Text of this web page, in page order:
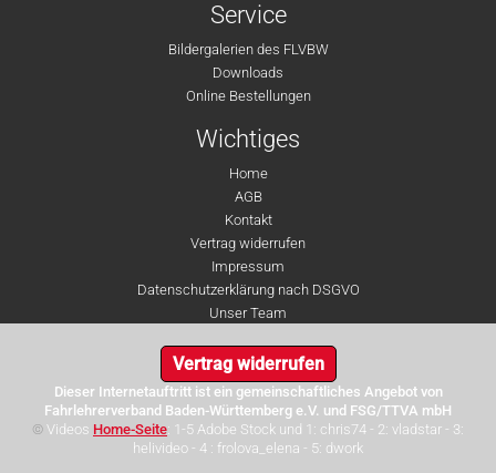
Service
Bildergalerien des FLVBW
Downloads
Online Bestellungen
Wichtiges
Home
AGB
Kontakt
Vertrag widerrufen
Impressum
Datenschutzerklärung nach DSGVO
Unser Team
Vertrag widerrufen
Dieser Internetauftritt ist ein gemeinschaftliches Angebot von
Fahrlehrerverband Baden-Württemberg e.V. und FSG/TTVA mbH
© Videos Home-Seite: 1-5 Adobe Stock und 1: chris74 - 2: vladstar - 3:
helivideo - 4 : frolova_elena - 5: dwork